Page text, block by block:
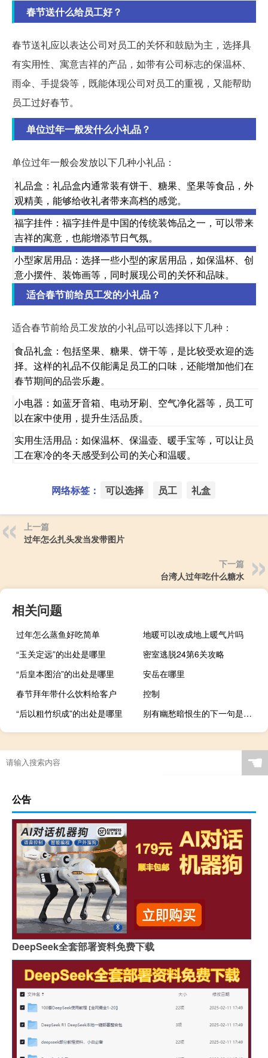
春节送什么给员工好？
春节送礼应以表达公司对员工的关怀和鼓励为主，选择具
有实用性、寓意吉祥的产品，如带有公司标志的保温杯、
雨伞、手提袋等，既能体现公司对员工的重视，又能帮助
员工过好春节。
单位过年一般发什么小礼品？
单位过年一般会发放以下几种小礼品：
礼品盒：礼品盒内通常装有饼干、糖果、坚果等食品，外
观精美，能够给收礼者带来高档的感觉。
福字挂件：福字挂件是中国的传统装饰品之一，可以带来
吉祥的寓意，也能增添节日气氛。
小型家居用品：选择一些小型的家居用品，如保温杯、创
意小摆件、装饰画等，同时展现公司的关怀和品味。
适合春节前给员工发的小礼品？
适合春节前给员工发放的小礼品可以选择以下几种：
食品礼盒：包括坚果、糖果、饼干等，是比较受欢迎的选
择。这样的礼品不仅能满足员工的口味，还能增加他们在
春节期间的品尝乐趣。
小电器：如蓝牙音箱、电动牙刷、空气净化器等，员工可
以在家中使用，提升生活品质。
实用生活用品：如保温杯、保温壶、暖手宝等，可以让员
工在寒冷的冬天感受到公司的关心和温暖。
网络标签： 可以选择 员工 礼盒
上一篇
过年怎么扎头发当发带图片
下一篇
台湾人过年吃什么糖水
相关问题
过年怎么蒸鱼好吃简单
地暖可以改成地上暖气片吗
“玉关定远”的出处是哪里
密室逃脱24第6关攻略
“后皇本图治”的出处是哪里
安岳在哪里
春节拜年带什么饮料给客户
控制
“后以粗竹织成”的出处是哪里
别有幽愁暗恨生的下一句是什么
☚
公告
DeepSeek全套部署资料免费下载